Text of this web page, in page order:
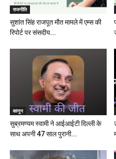
राजनीति
सुशांत सिंह राजपूत मौत मामले में एम्स की
रिपोर्ट पर संसदीय...
कानून
सुब्रमण्यम स्वामी ने आईआईटी दिल्ली के
साथ अपनी 47 साल पुरानी...